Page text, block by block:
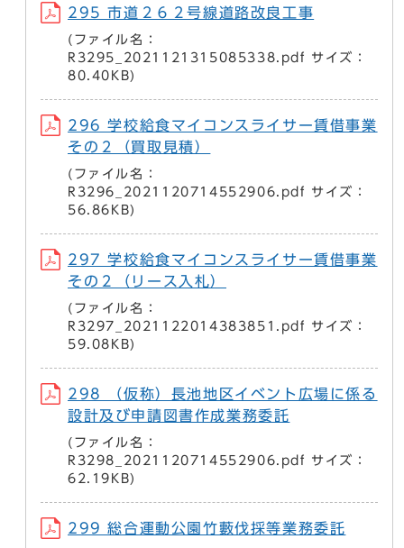
295 市道２６２号線道路改良工事
(ファイル名：
R3295_2021121315085338.pdf サイズ：
80.40KB)
296 学校給食マイコンスライサー賃借事業
その２（買取見積）
(ファイル名：
R3296_2021120714552906.pdf サイズ：
56.86KB)
297 学校給食マイコンスライサー賃借事業
その２（リース入札）
(ファイル名：
R3297_2021122014383851.pdf サイズ：
59.08KB)
298 （仮称）長池地区イベント広場に係る
設計及び申請図書作成業務委託
(ファイル名：
R3298_2021120714552906.pdf サイズ：
62.19KB)
299 総合運動公園竹藪伐採等業務委託